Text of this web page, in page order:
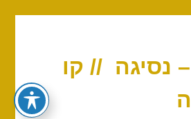
שער 33 – נסיגה // קו